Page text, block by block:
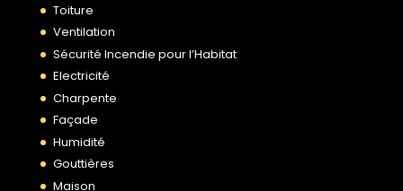
Toiture
Ventilation
Sécurité Incendie pour l’Habitat
Electricité
Charpente
Façade
Humidité
Gouttières
Maison